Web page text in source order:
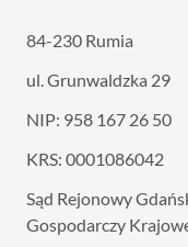
84-230 Rumia
ul. Grunwaldzka 29
NIP: 958 167 26 50
KRS: 0001086042
Sąd Rejonowy
Gospodarczy